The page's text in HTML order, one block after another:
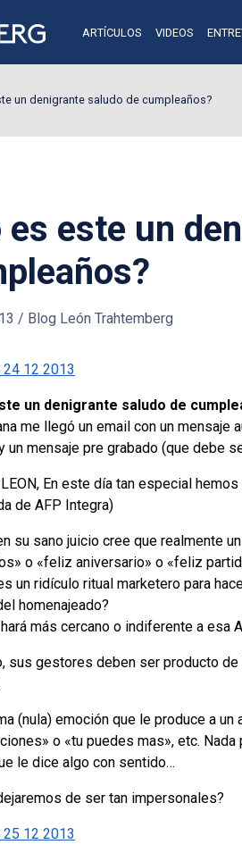
ARTÍCULOS VIDEOS
un denigrante saludo de cumpleaños?
es este un
/ Blog León Trahtemberg
12 2013
un denigrante saludo de
me llegó un email con un
un mensaje pre grabado (que debe
En este día tan especial
de AFP Integra)
su sano juicio cree que realmente
o «feliz aniversario» o «feliz
un ridículo ritual marketero para
homenajeado?
más cercano o indiferente a esa
sus gestores deben ser producto
(nula) emoción que le produce a
o «tu puedes mas», etc.
le dice algo con sentido…
de ser tan impersonales?
12 2013